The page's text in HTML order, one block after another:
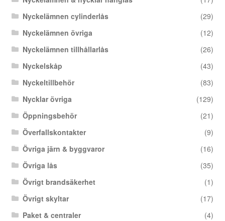
Nyckelämnen cylinderlås
(29)
Nyckelämnen övriga
(12)
Nyckelämnen tillhållarlås
(26)
Nyckelskåp
(43)
Nyckeltillbehör
(83)
Nycklar övriga
(129)
Öppningsbehör
(21)
Överfallskontakter
(9)
Övriga järn & byggvaror
(16)
Övriga lås
(35)
Övrigt brandsäkerhet
(1)
Övrigt skyltar
(17)
Paket & centraler
(4)